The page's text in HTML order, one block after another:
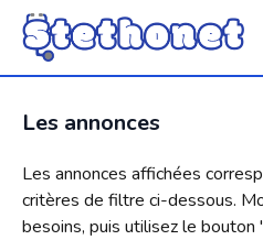
Les annonces
Les annonces affichées
critères de filtre ci-dessous.
besoins, puis utilisez le bouton